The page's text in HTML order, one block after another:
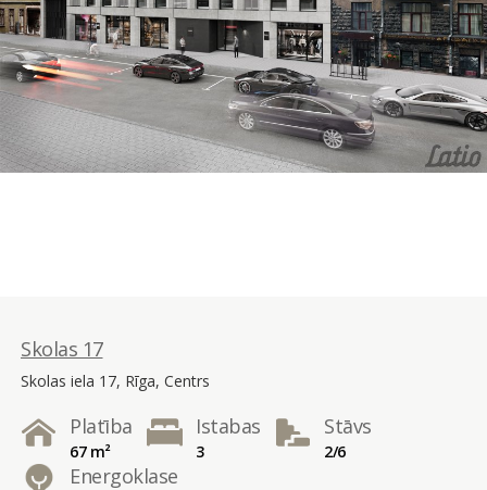
Skolas 17
Skolas iela 17, Rīga, Centrs
Platība
67 m²
Istabas
3
Stāvs
2/6
Energoklase